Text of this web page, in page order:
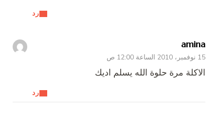
رد
amina
15 نوفمبر، 2010 الساعة 12:00 ص
رد
الاكلة مرة حلوة الله يسلم اديك